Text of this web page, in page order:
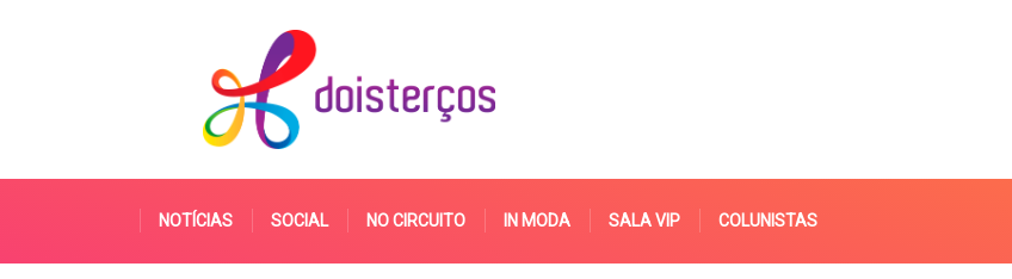
NOTÍCIAS SOCIAL NO CIRCUITO IN MODA SALA VIP COLUNISTAS